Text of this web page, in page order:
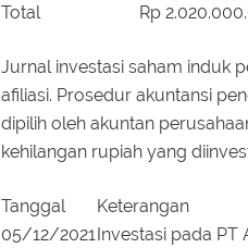
Total
Rp
Jurnal investasi saham induk
afiliasi. Prosedur akuntansi
dipilih oleh akuntan
kehilangan rupiah yang
Tanggal Keterangan
05/12/2021 Investasi pada PT